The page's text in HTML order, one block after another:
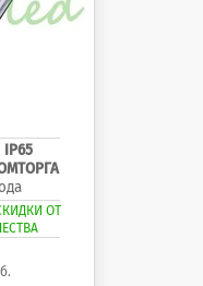
IP65
ОТ